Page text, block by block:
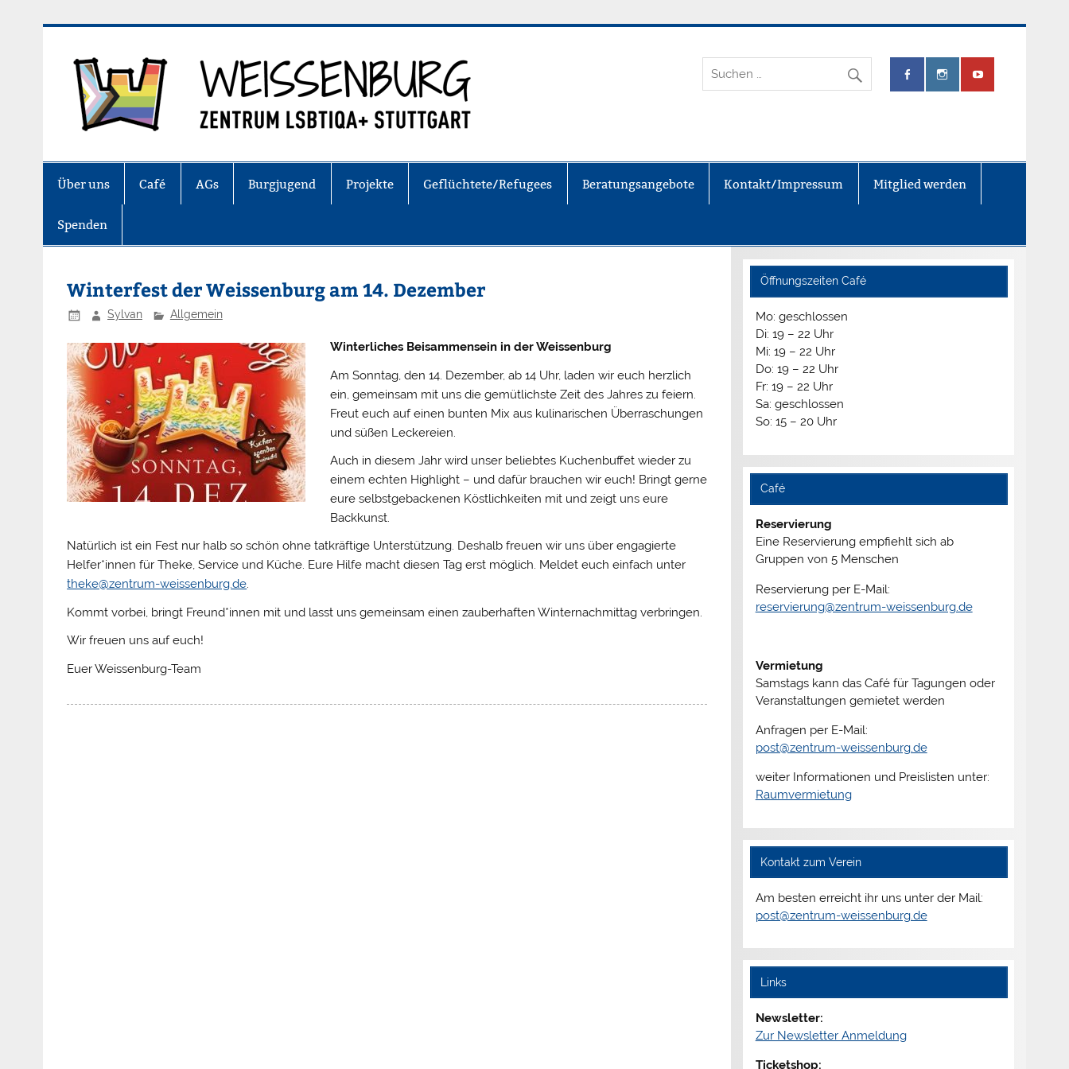
Weissenburg e.V.
Über uns Café AGs Burgjugend Projekte Geflüchtete/Refugees Beratungsangebote Kontakt/Impressum Mitglied werden
Spenden
Winterfest der Weissenburg am 14. Dezember
Sylvan Allgemein
Winterliches Beisammensein in der Weissenburg
Am Sonntag, den 14. Dezember, ab 14 Uhr, laden wir euch herzlich
ein, gemeinsam mit uns die gemütlichste Zeit des Jahres zu feiern.
Freut euch auf einen bunten Mix aus kulinarischen Überraschungen
und süßen Leckereien.
Auch in diesem Jahr wird unser beliebtes Kuchenbuffet wieder zu
einem echten Highlight – und dafür brauchen wir euch! Bringt gerne
eure selbstgebackenen Köstlichkeiten mit und zeigt uns eure
Backkunst.
Natürlich ist ein Fest nur halb so schön ohne tatkräftige Unterstützung. Deshalb freuen wir uns über engagierte
Helfer*innen für Theke, Service und Küche. Eure Hilfe macht diesen Tag erst möglich. Meldet euch einfach unter
theke@zentrum-weissenburg.de.
Kommt vorbei, bringt Freund*innen mit und lasst uns gemeinsam einen zauberhaften Winternachmittag verbringen.
Wir freuen uns auf euch!
Euer Weissenburg-Team
Öffnungszeiten Café
Mo: geschlossen
Di: 19 – 22 Uhr
Mi: 19 – 22 Uhr
Do: 19 – 22 Uhr
Fr: 19 – 22 Uhr
Sa: geschlossen
So: 15 – 20 Uhr
Café
Reservierung
Eine Reservierung empfiehlt sich ab
Gruppen von 5 Menschen
Reservierung per E-Mail:
reservierung@zentrum-weissenburg.de
Vermietung
Samstags kann das Café für Tagungen oder
Veranstaltungen gemietet werden
Anfragen per E-Mail:
post@zentrum-weissenburg.de
weiter Informationen und Preislisten unter:
Raumvermietung
Kontakt zum Verein
Am besten erreicht ihr uns unter der Mail:
post@zentrum-weissenburg.de
Links
Newsletter:
Zur Newsletter Anmeldung
Ticketshop: